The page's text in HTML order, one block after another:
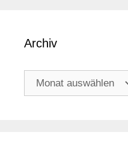
Archiv
Archiv